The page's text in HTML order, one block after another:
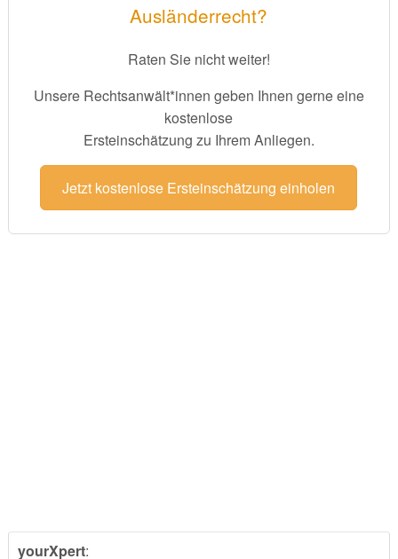
Ausländerrecht?
Raten Sie nicht weiter!
Unsere Rechtsanwält*innen geben Ihnen gerne eine
kostenlose
Ersteinschätzung zu Ihrem Anliegen.
Jetzt kostenlose Ersteinschätzung einholen
yourXpert: